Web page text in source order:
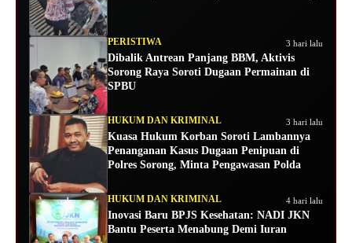
PERISTIWA 3 hari lalu
Dibalik Antrean Panjang BBM, Aktivis
Sorong Raya Soroti Dugaan Permainan di
SPBU
HUKUM DAN KRIMINAL 3 hari lalu
Kuasa Hukum Korban Soroti Lambannya
Penanganan Kasus Dugaan Penipuan di
Polres Sorong, Minta Pengawasan Polda
HUKUM DAN KRIMINAL 4 hari lalu
Inovasi Baru BPJS Kesehatan: NADI JKN
Bantu Peserta Menabung Demi Iuran